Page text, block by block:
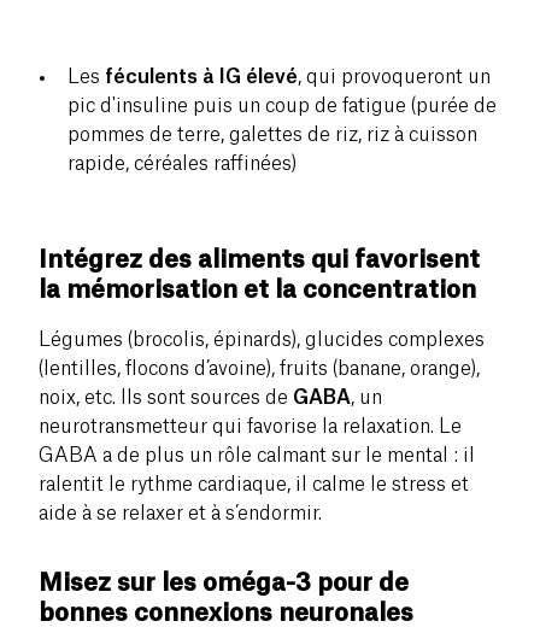
Les féculents à IG élevé, qui provoqueront un
pic d'insuline puis un coup de fatigue (purée de
pommes de terre, galettes de riz, riz à cuisson
rapide, céréales raffinées)
Intégrez des aliments qui favorisent
la mémorisation et la concentration
Légumes (brocolis, épinards), glucides complexes
(lentilles, flocons d’avoine), fruits (banane, orange),
noix, etc. Ils sont sources de GABA, un
neurotransmetteur qui favorise la relaxation. Le
GABA a de plus un rôle calmant sur le mental : il
ralentit le rythme cardiaque, il calme le stress et
aide à se relaxer et à s’endormir.
Misez sur les oméga-3 pour de
bonnes connexions neuronales